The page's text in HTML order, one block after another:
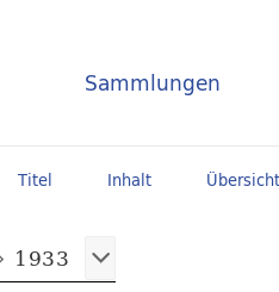
Sammlungen
Titel Inhalt Übersicht
1933